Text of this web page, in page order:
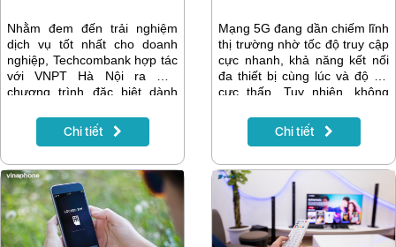
Nhằm đem đến trải nghiệm
dịch vụ tốt nhất cho doanh
nghiệp, Techcombank hợp tác
với VNPT Hà Nội ra mắt
chương trình đặc biệt dành
tài khoản Techcombank.
Chương trình áp dụng từ
31/12/2025, dành cho các
doanh nghiệp đang hoạt động
trên địa bàn Hà Nội.
Chi tiết
Mạng 5G đang dần chiếm lĩnh
thị trường nhờ tốc độ truy cập
cực nhanh, khả năng kết nối
đa thiết bị cùng lúc và độ trễ
cực thấp. Tuy nhiên, không
tương thích với công nghệ
này. Vậy làm thế nào để biết
dùng có hỗ trợ 5G không? Và
nếu có, làm sao để kích hoạt?
Hãy cùng tìm hiểu ngay sau
đây.
Chi tiết